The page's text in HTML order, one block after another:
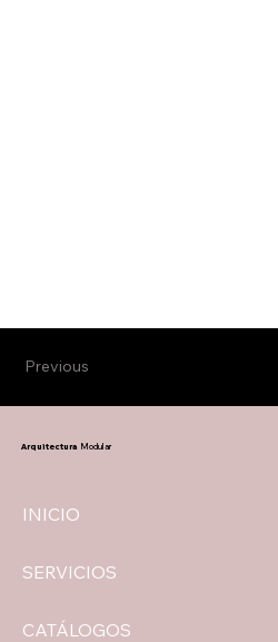
Previous
INICIO
SERVICIOS
CATÁLOGOS
Arquitectura Modular